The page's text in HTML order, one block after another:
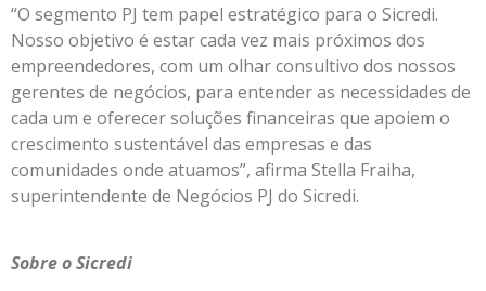
“O segmento PJ tem papel estratégico para o Sicredi.
Nosso objetivo é estar cada vez mais próximos dos
empreendedores, com um olhar consultivo dos nossos
gerentes de negócios, para entender as necessidades de
cada um e oferecer soluções financeiras que apoiem o
crescimento sustentável das empresas e das
comunidades onde atuamos”, afirma Stella Fraiha,
superintendente de Negócios PJ do Sicredi.
Sobre o Sicredi